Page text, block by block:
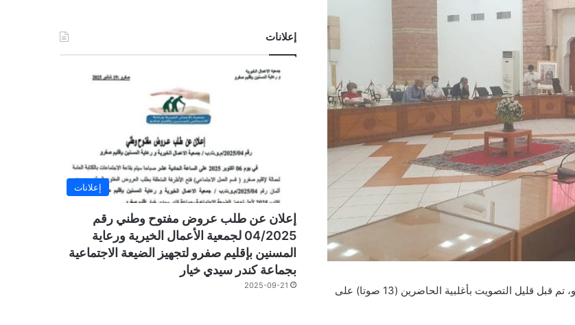
بعد التصويت على السيد لحسن زلمط رئيسا للمجلس الإقليمي لصفرو، تم قبل قليل التصويت بأغلبية الحاضرين (13 صوتا) على
إعلانات
إعلانات
إعلان عن طلب عروض مفتوح وطني رقم
04/2025 لجمعية الأعمال الخيرية ورعاية
المسنين بإقليم صفرو لتجهيز الضيعة الاجتماعية
بجماعة كندر سيدي خيار
2025-09-21